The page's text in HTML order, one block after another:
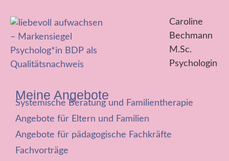
Caroline
Bechmann
M.Sc.
Psychologin
Meine Angebote
Systemische Beratung und Familientherapie
Angebote für Eltern und Familien
Angebote für pädagogische Fachkräfte
Fachvorträge